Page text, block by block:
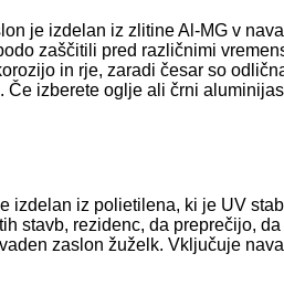
je izdelan iz zlitine Al-MG v
zaščitili pred različnimi
in rje, zaradi česar so
Če izberete oglje ali črni
izdelan iz polietilena, ki je UV
stavb, rezidenc, da preprečijo,
zaslon žuželk. Vključuje